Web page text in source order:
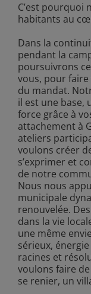
C’est pourquoi
habitants au
Dans la
pendant la
poursuivrons
vous, pour
du mandat.
il est une base,
force grâce à
attachement à
ateliers
voulons créer
s’exprimer et
de notre
Nous nous
municipale
renouvelée.
dans la vie
une même
sérieux,
racines et
voulons faire
se renier, un